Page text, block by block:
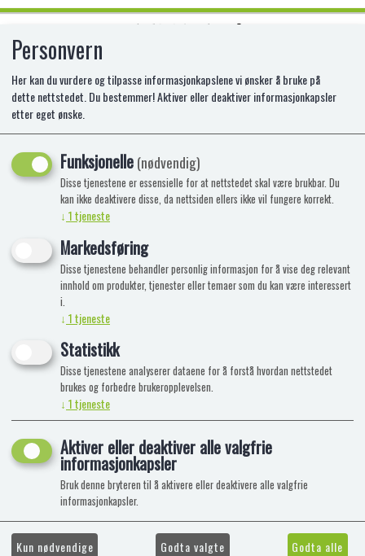
RE CYCLE ME SCIENCE
MI-73302000
Personvern
Her kan du vurdere og tilpasse informasjonkapslene vi ønsker å bruke på
dette nettstedet. Du bestemmer! Aktiver eller deaktiver informasjonkapsler
etter eget ønske.
Funksjonelle(nødvendig)
Disse tjenestene er essensielle for at nettstedet skal være brukbar. Du
kan ikke deaktivere disse, da nettsiden ellers ikke vil fungere korrekt.
↓ 1tjeneste
Markedsføring
Disse tjenestene behandler personlig informasjon for å vise deg relevant
innhold om produkter, tjenester eller temaer som du kan være interessert
i.
↓ 1tjeneste
Statistikk
Disse tjenestene analyserer dataene for å forstå hvordan nettstedet
brukes og forbedre brukeropplevelsen.
↓ 1tjeneste
Aktiver eller deaktiver alle valgfrie
informasjonkapsler
Bruk denne bryteren til å aktivere eller deaktivere alle valgfrie
informasjonkapsler.
Kun nødvendige Godta valgte Godta alle